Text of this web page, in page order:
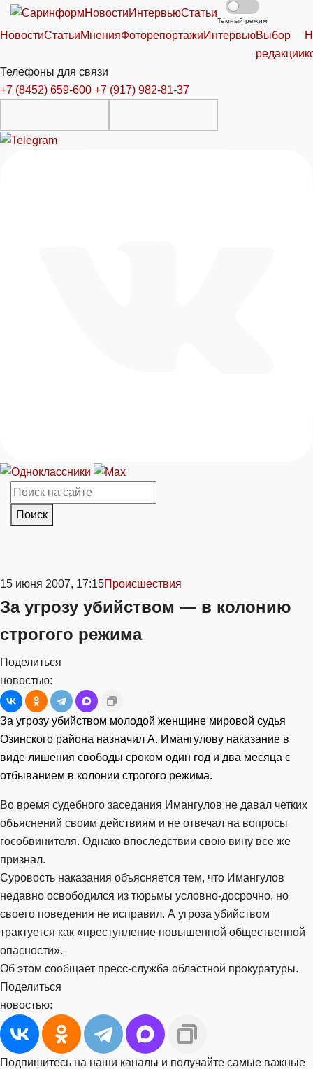
НовостиИнтервьюСтатьи
Темный режим
НовостиСтатьиМненияФоторепортажиИнтервьюВыбор
редакции
Телефоны для связи
+7 (8452) 659-600 +7 (917) 982-81-37
Поиск
15 июня 2007, 17:15Происшествия
За угрозу убийством — в колонию
строгого режима
Поделиться
новостью:
За угрозу убийством молодой женщине мировой судья
Озинского района назначил А. Имангулову наказание в
виде лишения свободы сроком один год и два месяца с
отбыванием в колонии строгого режима.
Во время судебного заседания Имангулов не давал четких
объяснений своим действиям и не отвечал на вопросы
гособвинителя. Однако впоследствии свою вину все же
признал.
Суровость наказания объясняется тем, что Имангулов
недавно освободился из тюрьмы условно-досрочно, но
своего поведения не исправил. А угроза убийством
трактуется как «преступление повышенной общественной
опасности».
Об этом сообщает пресс-служба областной прокуратуры.
Поделиться
новостью:
Подпишитесь на наши каналы и получайте самые важные